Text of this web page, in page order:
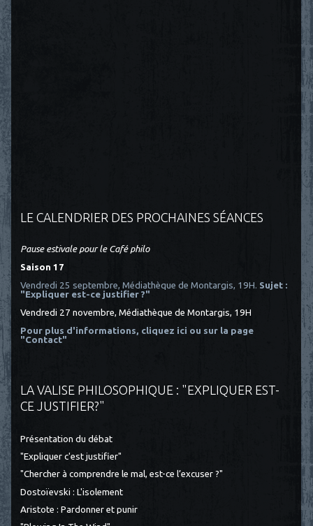
LE CALENDRIER DES PROCHAINES SÉANCES
Pause estivale pour le Café philo
Saison 17
Vendredi 25 septembre, Médiathèque de Montargis, 19H. Sujet :
"Expliquer est-ce justifier ?"
Vendredi 27 novembre, Médiathèque de Montargis, 19H
Pour plus d'informations, cliquez ici ou sur la page
"Contact"
LA VALISE PHILOSOPHIQUE : "EXPLIQUER EST-
CE JUSTIFIER?"
Présentation du débat
"Expliquer c'est justifier"
"Chercher à comprendre le mal, est-ce l’excuser ?"
Dostoïevski : L'isolement
Aristote : Pardonner et punir